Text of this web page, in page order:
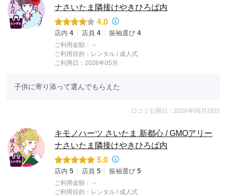
ナさいたま隣接けやきひろば内
4.0
店内 4 店員 4 振袖選び 4
ご利用金額： --
ご利用目的： レンタル / 成人式
ご利用日：2026年05月
子供に寄り添って選んでもらえた
口コミ公開日：2026年06月28日
キモノハーツ さいたま 新都心 / GMOアリー
ナさいたま隣接けやきひろば内
5.0
店内 5 店員 5 振袖選び 5
ご利用金額： --
ご利用目的： レンタル / 成人式